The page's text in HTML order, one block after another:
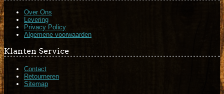
Over Ons
Levering
Privacy Policy
Algemene voorwaarden
Klanten Service
Contact
Retourneren
Sitemap